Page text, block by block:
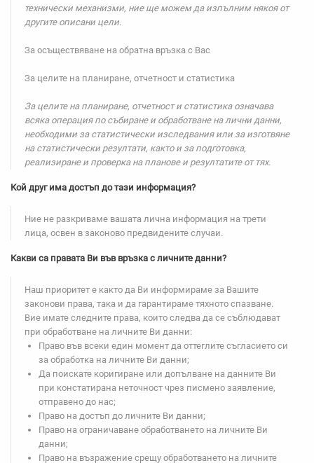
технически механизми, ние ще можем да изпълним някоя от
другите описани цели.
За осъществяване на обратна връзка с Вас
За целите на планиране, отчетност и статистика
За целите на планиране, отчетност и статистика означава
всяка операция по събиране и обработване на лични данни,
необходими за статистически изследвания или за изготвяне
на статистически резултати, както и за подготовка,
реализиране и проверка на планове и резултатите от тях.
Кой друг има достъп до тази информация?
Ние не разкриваме вашата лична информация на трети
лица, освен в законово предвидените случаи.
Какви са правата Ви във връзка с личните данни?
Наш приоритет е както да Ви информираме за Вашите
законови права, така и да гарантираме тяхното спазване.
Вие имате следните права, които следва да се съблюдават
при обработване на личните Ви данни:
Право във всеки един момент да оттеглите съгласието си
за обработка на личните Ви данни;
Да поискате коригиране или допълване на данните Ви
при констатирана неточност чрез писмено заявление,
отправено до нас;
Право на достъп до личните Ви данни;
Право на ограничаване обработването на личните Ви
данни;
Право на възражение срещу обработването на личните